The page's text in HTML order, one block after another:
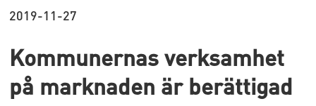
2019-11-27
Kommunernas verksamhet
på marknaden är berättigad